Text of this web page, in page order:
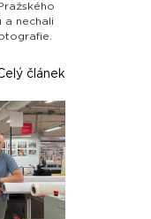
a nechali
článek